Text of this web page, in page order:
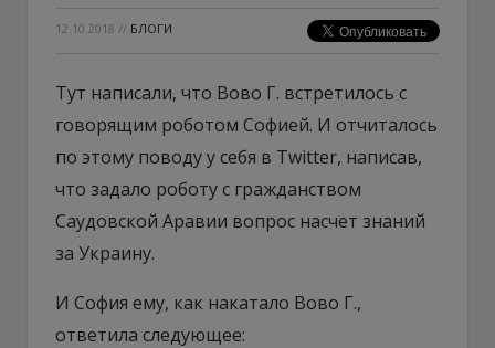
12.10.2018 // БЛОГИ
Тут написали, что Вово Г. встретилось с
говорящим роботом Софией. И отчиталось
по этому поводу у себя в Twitter, написав,
что задало роботу с гражданством
Саудовской Аравии вопрос насчет знаний
за Украину.
И София ему, как накатало Вово Г.,
ответила следующее: